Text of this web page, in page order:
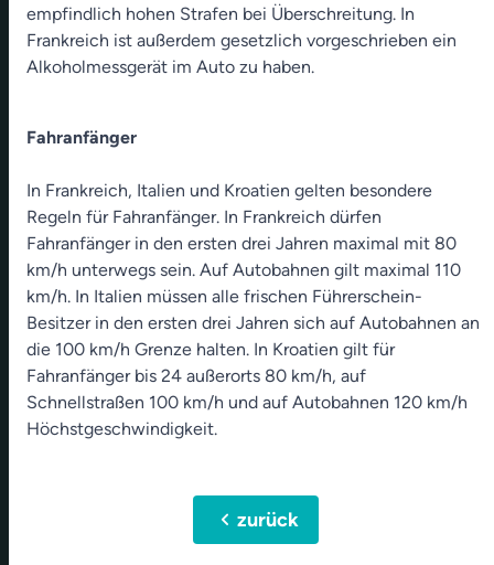
empfindlich hohen Strafen bei Überschreitung. In
Frankreich ist außerdem gesetzlich vorgeschrieben ein
Alkoholmessgerät im Auto zu haben.
Fahranfänger
In Frankreich, Italien und Kroatien gelten besondere
Regeln für Fahranfänger. In Frankreich dürfen
Fahranfänger in den ersten drei Jahren maximal mit 80
km/h unterwegs sein. Auf Autobahnen gilt maximal 110
km/h. In Italien müssen alle frischen Führerschein-
Besitzer in den ersten drei Jahren sich auf Autobahnen an
die 100 km/h Grenze halten. In Kroatien gilt für
Fahranfänger bis 24 außerorts 80 km/h, auf
Schnellstraßen 100 km/h und auf Autobahnen 120 km/h
Höchstgeschwindigkeit.
chevron_leftzurück